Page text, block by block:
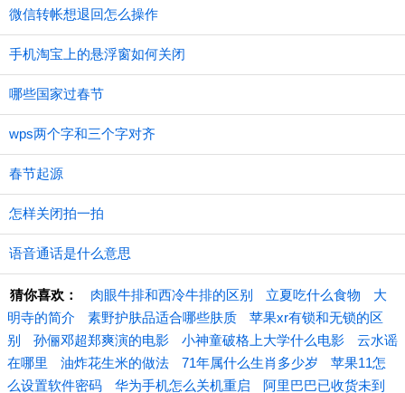
微信转帐想退回怎么操作
手机淘宝上的悬浮窗如何关闭
哪些国家过春节
wps两个字和三个字对齐
春节起源
怎样关闭拍一拍
语音通话是什么意思
猜你喜欢： 肉眼牛排和西冷牛排的区别 立夏吃什么食物
大
明寺的简介
素野护肤品适合哪些肤质
苹果xr有锁和无锁的区
别
孙俪邓超郑爽演的电影 小神童破格上大学什么电影
云水谣
在哪里
油炸花生米的做法 71年属什么生肖多少岁
苹果11怎
么设置软件密码
华为手机怎么关机重启 阿里巴巴已收货未到